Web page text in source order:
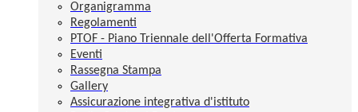
Organigramma
Regolamenti
PTOF - Piano Triennale dell'Offerta Formativa
Eventi
Rassegna Stampa
Gallery
Assicurazione integrativa d'istituto